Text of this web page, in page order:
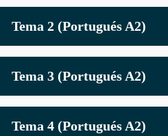
Tema 2 (Portugués A2)
Tema 3 (Portugués A2)
Tema 4 (Portugués A2)